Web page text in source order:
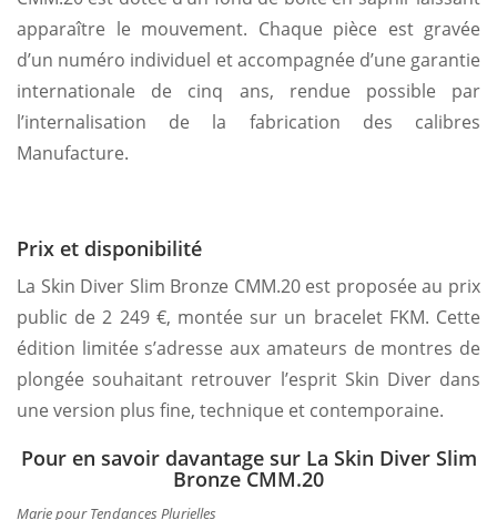
apparaître le mouvement. Chaque pièce est gravée
d’un numéro individuel et accompagnée d’une garantie
internationale de cinq ans, rendue possible par
l’internalisation de la fabrication des calibres
Manufacture.
Prix et disponibilité
La Skin Diver Slim Bronze CMM.20 est proposée au prix
public de 2 249 €, montée sur un bracelet FKM. Cette
édition limitée s’adresse aux amateurs de montres de
plongée souhaitant retrouver l’esprit Skin Diver dans
une version plus fine, technique et contemporaine.
Pour en savoir davantage sur La Skin Diver Slim
Bronze CMM.20
Marie pour Tendances Plurielles